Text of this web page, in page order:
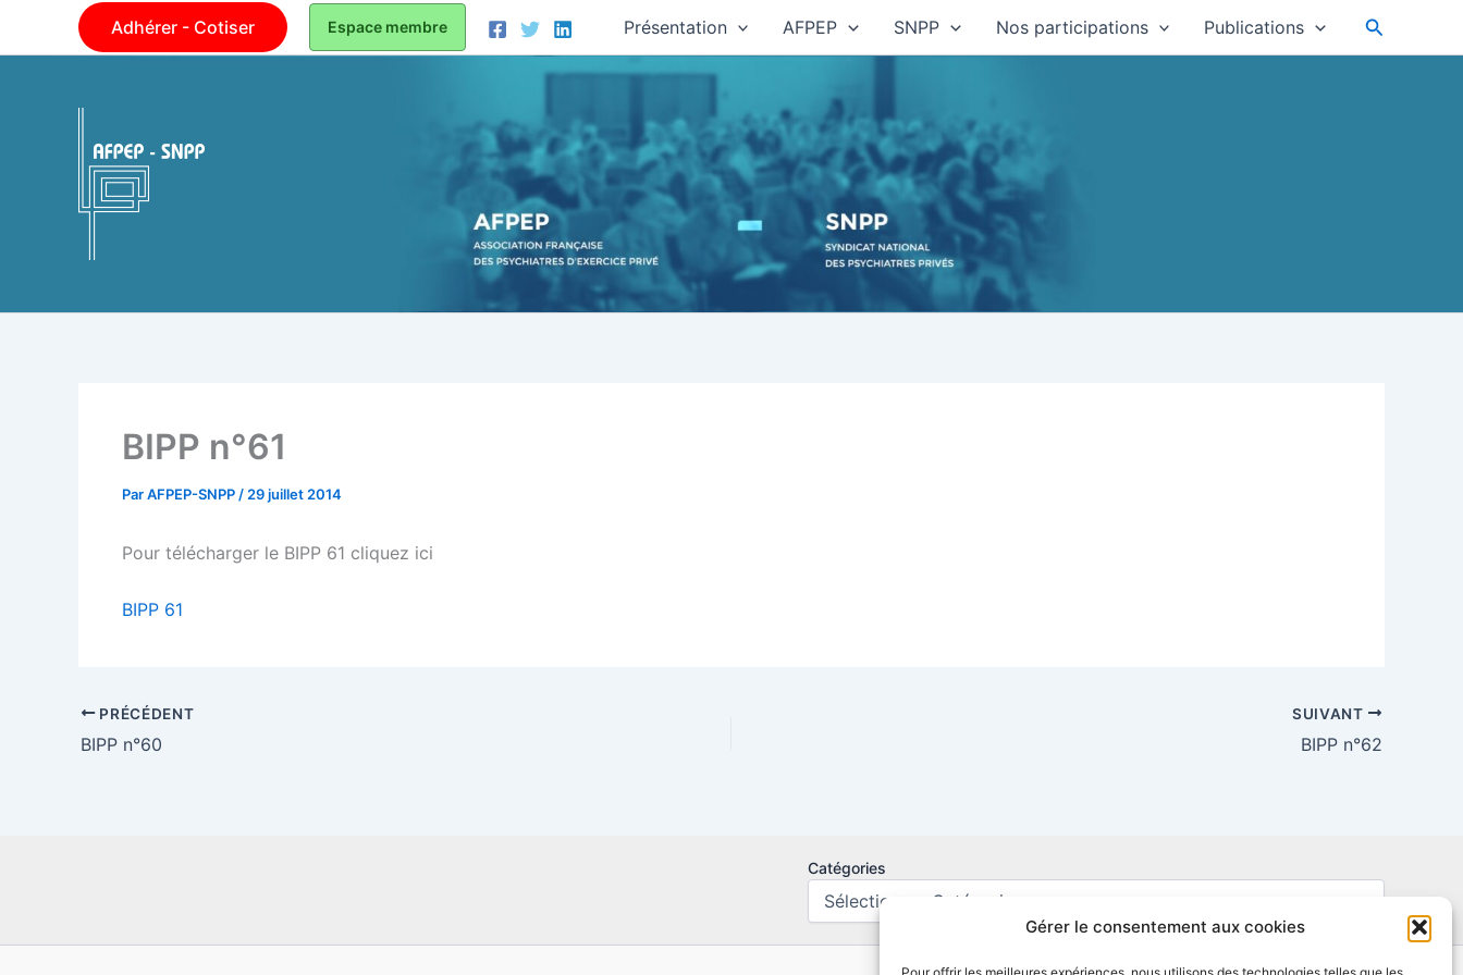
Gérer le consentement aux cookies
Adhérer - Cotiser Espace membre Présentation AFPEP SNPP Nos participations Publications
BIPP n°61
ParAFPEP-SNPP / 29 juillet 2014
Pour télécharger le BIPP 61 cliquez ici
BIPP 61
PRÉCÉDENT
BIPP n°60
SUIVANT
BIPP n°62
Catégories